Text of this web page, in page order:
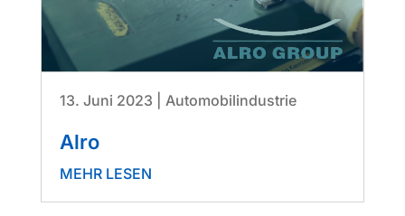
Alro
13. Juni 2023 Automobilindustrie
MEHR LESEN